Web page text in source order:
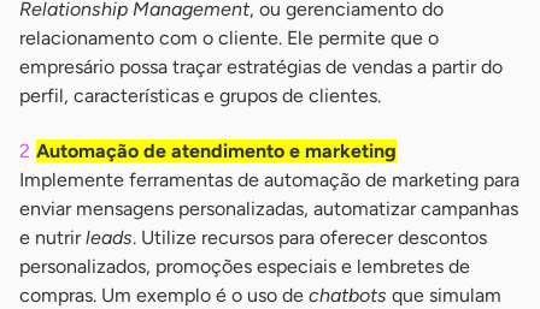
Relationship Management, ou gerenciamento do
relacionamento com o cliente. Ele permite que o
empresário possa traçar estratégias de vendas a partir do
perfil, características e grupos de clientes.
Automação de atendimento e marketing
Implemente ferramentas de automação de marketing para
enviar mensagens personalizadas, automatizar campanhas
e nutrirleads. Utilize recursos para oferecer descontos
personalizados, promoções especiais e lembretes de
compras. Um exemplo é o uso de chatbots que simulam